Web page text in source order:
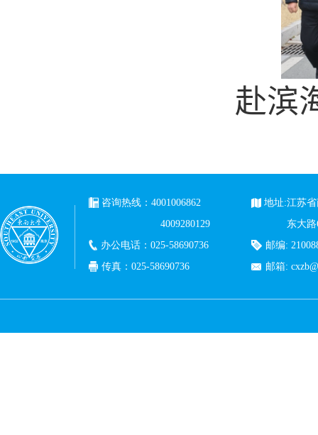
赴滨
咨询热线：4001006862
4009280129
办公电话：025-58690736
传真：025-58690736
地址:江苏
东大
邮编:
邮箱: